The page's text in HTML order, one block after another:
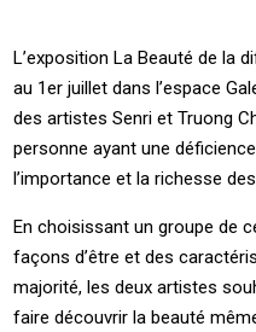
L’exposition La Beauté de la
au 1er juillet dans l’espace
des artistes Senri et Truong
personne ayant une
l’importance et la richesse
En choisissant un groupe de
façons d’être et des
majorité, les deux artistes
faire découvrir la beauté